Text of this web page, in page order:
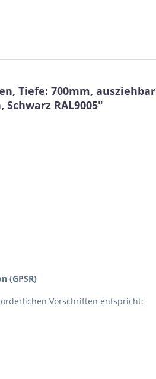
Tiefe: 700mm, ausziehbar
RAL9005"
(GPSR)
Vorschriften entspricht: